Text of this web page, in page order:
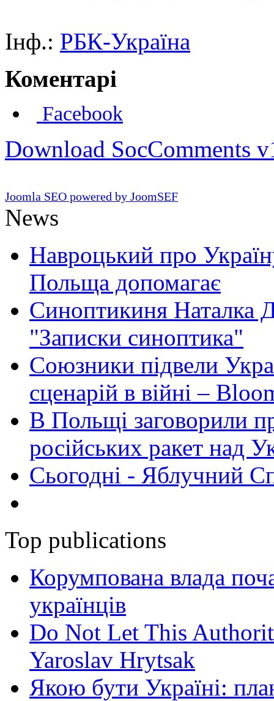
Інф.: РБК-Україна
Коментарі
Facebook
Download SocComments
Joomla SEO powered by JoomSEF
News
Навроцький про
Польща допомагає
Синоптикиня Наталка
"Записки синоптика"
Союзники підвели
сценарій в війні –
В Польщі заговорили
російських ракет над
Сьогодні - Яблучний
Top publications
Корумпована влада
українців
Do Not Let This
Yaroslav Hrytsak
Якою бути Україні: